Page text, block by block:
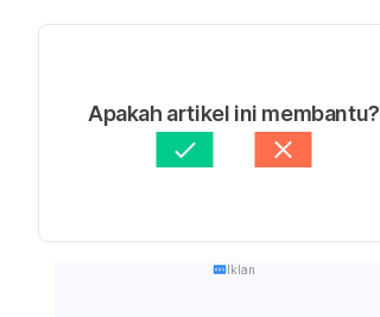
Apakah artikel ini membantu?
Iklan